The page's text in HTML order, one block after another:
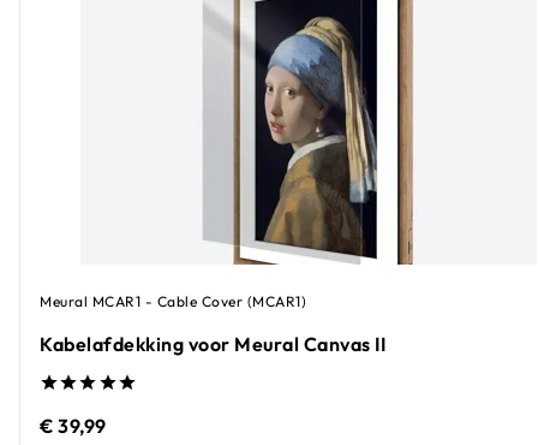
Meural MCAR1 - Cable Cover (MCAR1)
Kabelafdekking voor Meural Canvas II
€ 39,99